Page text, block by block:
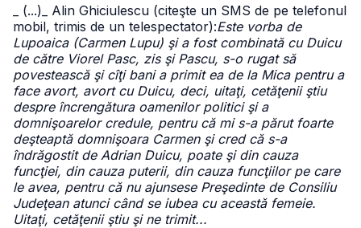
_ (...) _ Alin Ghiciulescu (citeşte un SMS de pe telefonul
mobil, trimis de un telespectator):Este vorba de
Lupoaica (Carmen Lupu) şi a fost combinată cu Duicu
de către Viorel Pasc, zis şi Pascu, s-o rugat să
povestească şi cîţi bani a primit ea de la Mica pentru a
face avort, avort cu Duicu, deci, uitaţi, cetăţenii ştiu
despre încrengătura oamenilor politici şi a
domnişoarelor credule, pentru că mi s-a părut foarte
deşteaptă domnişoara Carmen şi cred că s-a
îndrăgostit de Adrian Duicu, poate şi din cauza
funcţiei, din cauza puterii, din cauza funcţiilor pe care
le avea, pentru că nu ajunsese Preşedinte de Consiliu
Judeţean atunci când se iubea cu această femeie.
Uitaţi, cetăţenii ştiu şi ne trimit...